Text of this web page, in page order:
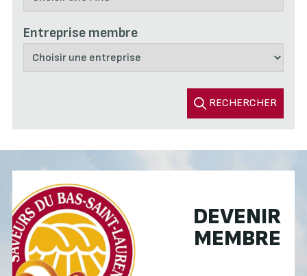
Entreprise membre
RECHERCHER
DEVENIR
MEMBRE